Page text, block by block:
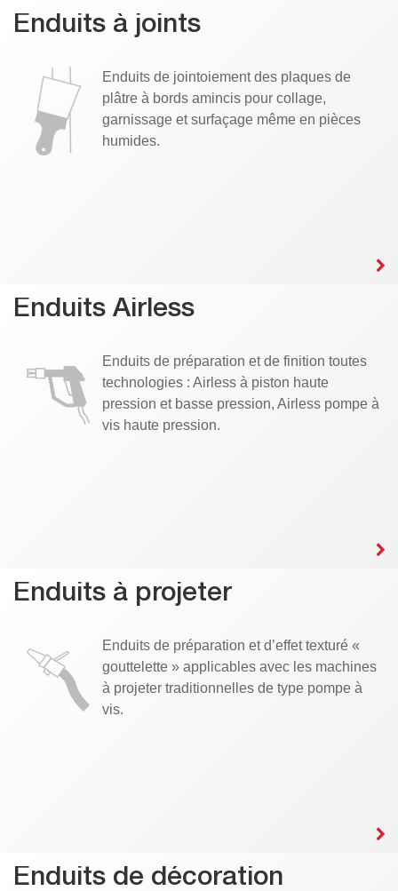
Enduits à joints
Enduits de jointoiement des plaques de
plâtre à bords amincis pour collage,
garnissage et surfaçage même en pièces
humides.
Enduits Airless
Enduits de préparation et de finition toutes
technologies : Airless à piston haute
pression et basse pression, Airless pompe à
vis haute pression.
Enduits à projeter
Enduits de préparation et d’effet texturé «
gouttelette » applicables avec les machines
à projeter traditionnelles de type pompe à
vis.
Enduits de décoration